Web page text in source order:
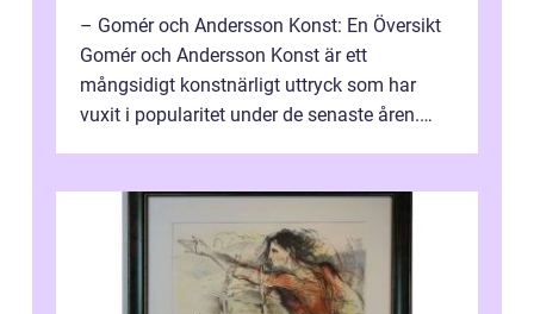
– Gomér och Andersson Konst: En Översikt
Gomér och Andersson Konst är ett
mångsidigt konstnärligt uttryck som har
vuxit i popularitet under de senaste åren.